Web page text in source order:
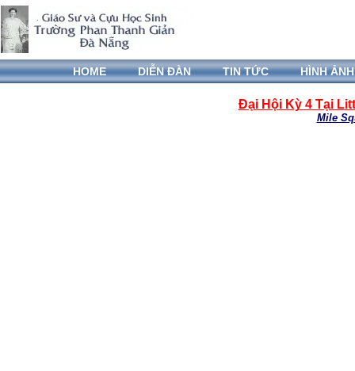
HOME DIỄN ĐÀN TIN TỨC HÌNH ẢNH
Đại Hội Kỳ 4 Tại
Mile